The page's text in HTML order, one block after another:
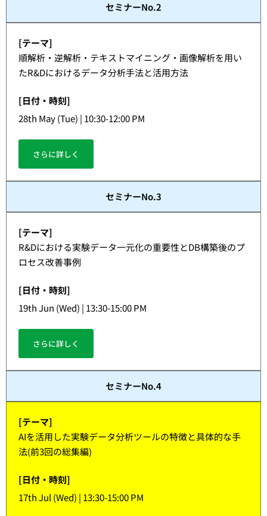
セミナーNo.2
[テーマ]
順解析・逆解析・テキストマイニング・画像解析を用い
たR&Dにおけるデータ分析手法と活用方法
[日付・時刻]
28th May (Tue) | 10:30-12:00 PM
さらに詳しく
セミナーNo.3
[テーマ]
R&Dにおける実験データ一元化の重要性とDB構築後のプ
ロセス改善事例
[日付・時刻]
19th Jun (Wed) | 13:30-15:00 PM
さらに詳しく
セミナーNo.4
[テーマ]
AIを活用した実験データ分析ツールの特徴と具体的な手
法(前3回の総集編)
[日付・時刻]
17th Jul (Wed) | 13:30-15:00 PM